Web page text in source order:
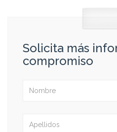
Solicita más
compromiso